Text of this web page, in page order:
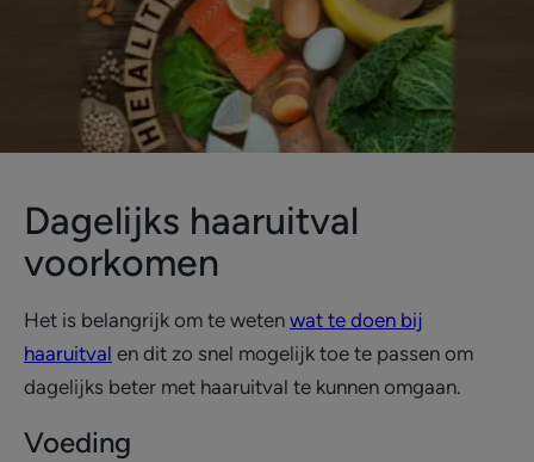
Dagelijks haaruitval
voorkomen
Het is belangrijk om te weten wat te doen bij
haaruitval en dit zo snel mogelijk toe te passen om
dagelijks beter met haaruitval te kunnen omgaan.
Voeding